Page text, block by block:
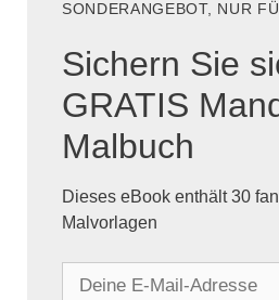
SONDERANGEBOT, NUR
Sichern Sie
GRATIS
Malbuch
Dieses eBook enthält 30
Malvorlagen